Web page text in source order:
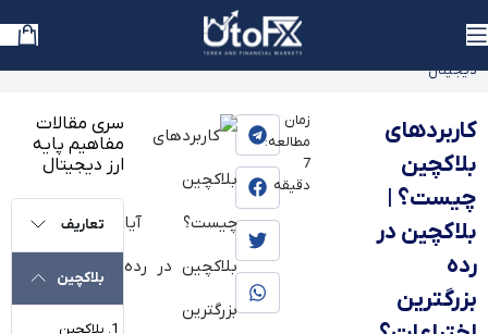
یوتوفارکس آموزش ارز دیجیتال
دیجیتال
کاربردهای
بلاکچین
چیست؟ |
بلاکچین در
رده
بزرگترین
زمان
مطالعه:
7
دقیقه
سری مقالات
مفاهیم پایه
ارز دیجیتال
تعاریف
بلاکچین
بلاکچین